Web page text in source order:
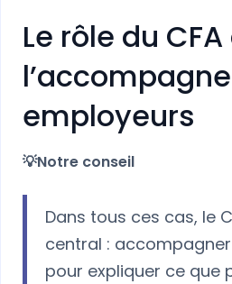
Le rôle du
employeurs
💡Notre conseil
Dans tous ces cas, le
central : accompagner
pour expliquer ce que